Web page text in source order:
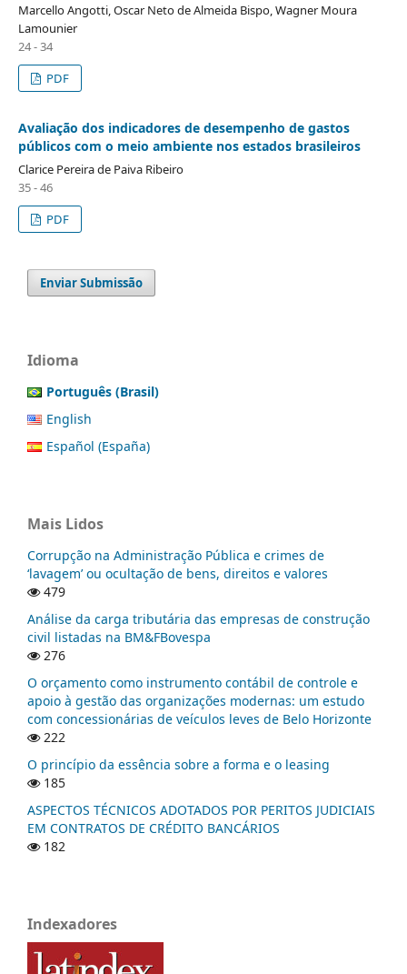
Marcello Angotti, Oscar Neto de Almeida Bispo, Wagner Moura
Lamounier
24 - 34
PDF
Avaliação dos indicadores de desempenho de gastos
públicos com o meio ambiente nos estados brasileiros
Clarice Pereira de Paiva Ribeiro
35 - 46
PDF
Enviar Submissão
Idioma
Português (Brasil)
English
Español (España)
Mais Lidos
Corrupção na Administração Pública e crimes de
‘lavagem’ ou ocultação de bens, direitos e valores
479
Análise da carga tributária das empresas de construção
civil listadas na BM&FBovespa
276
O orçamento como instrumento contábil de controle e
apoio à gestão das organizações modernas: um estudo
com concessionárias de veículos leves de Belo Horizonte
222
O princípio da essência sobre a forma e o leasing
185
ASPECTOS TÉCNICOS ADOTADOS POR PERITOS JUDICIAIS
EM CONTRATOS DE CRÉDITO BANCÁRIOS
182
Indexadores